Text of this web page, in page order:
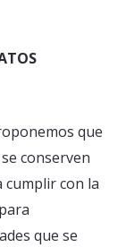
que
conserven
con la
que se